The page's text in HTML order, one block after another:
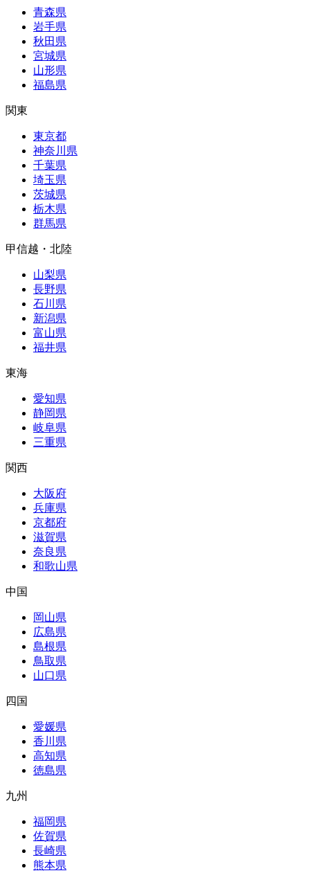
青森県
岩手県
秋田県
宮城県
山形県
福島県
関東
東京都
神奈川県
千葉県
埼玉県
茨城県
栃木県
群馬県
甲信越・北陸
山梨県
長野県
石川県
新潟県
富山県
福井県
東海
愛知県
静岡県
岐阜県
三重県
関西
大阪府
兵庫県
京都府
滋賀県
奈良県
和歌山県
中国
岡山県
広島県
島根県
鳥取県
山口県
四国
愛媛県
香川県
高知県
徳島県
九州
福岡県
佐賀県
長崎県
熊本県